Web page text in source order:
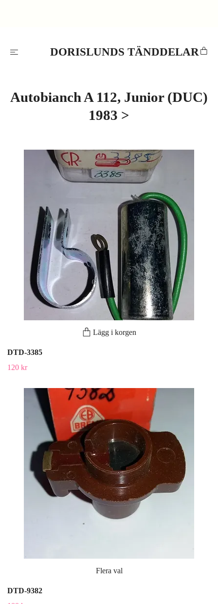
DORISLUNDS TÄNDDELAR
Autobianch A 112, Junior (DUC)
1983 >
Lägg i korgen
DTD-3385
120 kr
Flera val
DTD-9382